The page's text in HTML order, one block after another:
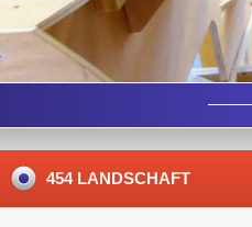
454 LANDSCHAFT